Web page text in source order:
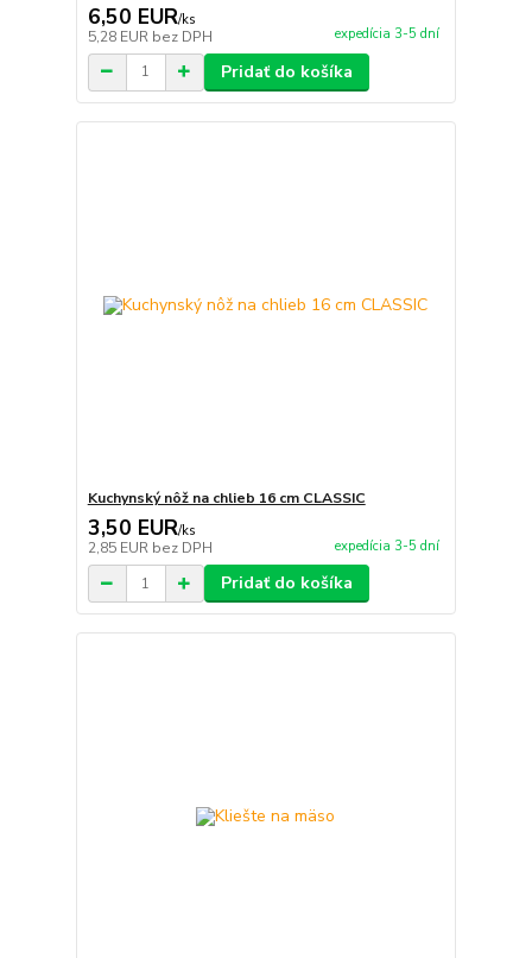
6,50 EUR/ks
5,28 EUR bez DPH expedícia 3-5 dní
Pridať do košíka
Kuchynský nôž na chlieb 16 cm CLASSIC
3,50 EUR/ks
2,85 EUR bez DPH expedícia 3-5 dní
Pridať do košíka